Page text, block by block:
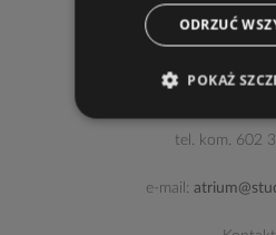
al. Armii Krajowej 220
tel. kom. 602
e-mail:
ODRZUĆ
POKAŻ